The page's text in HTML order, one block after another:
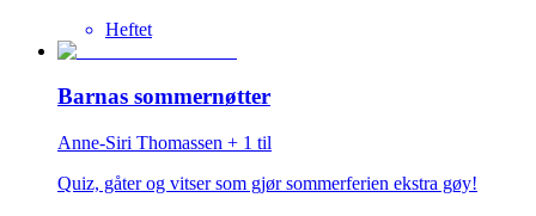
Heftet
Barnas sommernøtter
Anne-Siri Thomassen + 1 til
Quiz, gåter og vitser som gjør sommerferien ekstra gøy!